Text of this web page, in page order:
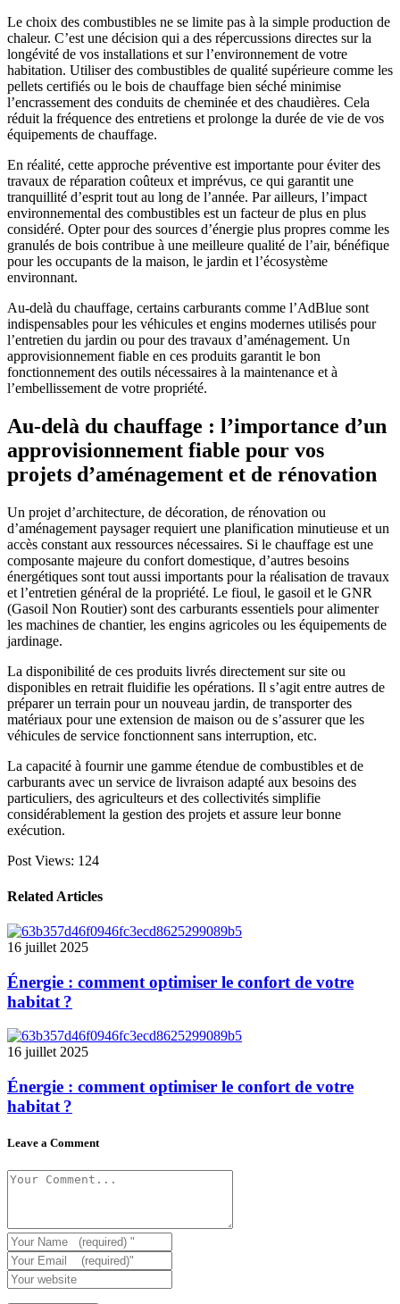
Le choix des combustibles ne se limite pas à la simple production de
chaleur. C’est une décision qui a des répercussions directes sur la
longévité de vos installations et sur l’environnement de votre
habitation. Utiliser des combustibles de qualité supérieure comme les
pellets certifiés ou le bois de chauffage bien séché minimise
l’encrassement des conduits de cheminée et des chaudières. Cela
réduit la fréquence des entretiens et prolonge la durée de vie de vos
équipements de chauffage.
En réalité, cette approche préventive est importante pour éviter des
travaux de réparation coûteux et imprévus, ce qui garantit une
tranquillité d’esprit tout au long de l’année. Par ailleurs, l’impact
environnemental des combustibles est un facteur de plus en plus
considéré. Opter pour des sources d’énergie plus propres comme les
granulés de bois contribue à une meilleure qualité de l’air, bénéfique
pour les occupants de la maison, le jardin et l’écosystème
environnant.
Au-delà du chauffage, certains carburants comme l’AdBlue sont
indispensables pour les véhicules et engins modernes utilisés pour
l’entretien du jardin ou pour des travaux d’aménagement. Un
approvisionnement fiable en ces produits garantit le bon
fonctionnement des outils nécessaires à la maintenance et à
l’embellissement de votre propriété.
Au-delà du chauffage : l’importance d’un
approvisionnement fiable pour vos
projets d’aménagement et de rénovation
Un projet d’architecture, de décoration, de rénovation ou
d’aménagement paysager requiert une planification minutieuse et un
accès constant aux ressources nécessaires. Si le chauffage est une
composante majeure du confort domestique, d’autres besoins
énergétiques sont tout aussi importants pour la réalisation de travaux
et l’entretien général de la propriété. Le fioul, le gasoil et le GNR
(Gasoil Non Routier) sont des carburants essentiels pour alimenter
les machines de chantier, les engins agricoles ou les équipements de
jardinage.
La disponibilité de ces produits livrés directement sur site ou
disponibles en retrait fluidifie les opérations. Il s’agit entre autres de
préparer un terrain pour un nouveau jardin, de transporter des
matériaux pour une extension de maison ou de s’assurer que les
véhicules de service fonctionnent sans interruption, etc.
La capacité à fournir une gamme étendue de combustibles et de
carburants avec un service de livraison adapté aux besoins des
particuliers, des agriculteurs et des collectivités simplifie
considérablement la gestion des projets et assure leur bonne
exécution.
Post Views: 124
Related Articles
16 juillet 2025
Énergie : comment optimiser le confort de votre
habitat ?
16 juillet 2025
Énergie : comment optimiser le confort de votre
habitat ?
Leave a Comment